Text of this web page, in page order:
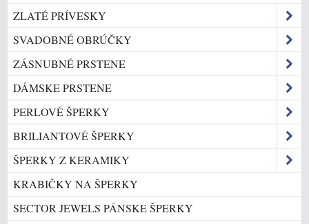
ZLATÉ PRÍVESKY
SVADOBNÉ OBRÚČKY
ZÁSNUBNÉ PRSTENE
DÁMSKE PRSTENE
PERLOVÉ ŠPERKY
BRILIANTOVÉ ŠPERKY
ŠPERKY Z KERAMIKY
KRABIČKY NA ŠPERKY
SECTOR JEWELS PÁNSKE ŠPERKY